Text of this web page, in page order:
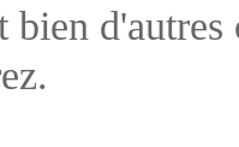
bien